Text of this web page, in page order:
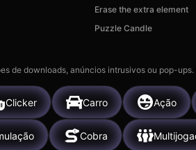
Erase the extra element
Puzzle Candle
de downloads, anúncios intrusivos ou pop-
Clicker Carro Ação
Cobra